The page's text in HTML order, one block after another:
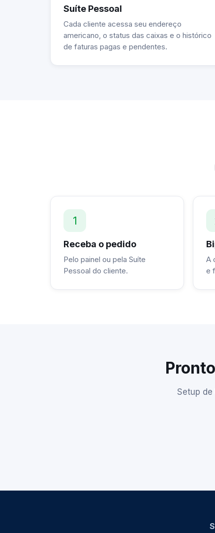
Suíte Pessoal
Cada cliente acessa seu endereço
americano, o status das caixas e o histórico
de faturas pagas e pendentes.
1
Receba o pedido
Pelo painel ou pela Suíte
Pessoal do cliente.
A
e
Setup